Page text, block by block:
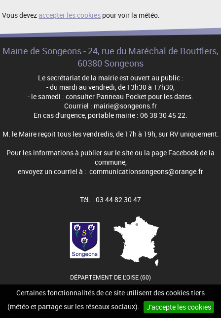
Certaines fonctionnalités de ce site utilisent des cookies tiers
(météo et partage sur les réseaux sociaux).
J'accepte les cookies
Vous devez accepter les cookies pour voir la météo.
Mairie de Songeons - 24, rue du Maréchal de Boufflers,
60380 Songeons
Le secrétariat de la mairie est ouvert au public :
- du mardi au vendredi, de 13h30 à 17h30,
- le samedi : consulter Panneau Pocket pour les dates.
Courriel : mairie@songeons.fr
En cas d'urgence, portable mairie : 06 38 30 45 22.
M. le Maire reçoit tous les vendredis, de 17h à 19h, sur RV uniquement.
Pour les informations à publier sur le site ou la page Facebook de la
commune,
envoyez un courriel à : communicationsongeons@orange.fr
Tél. : 03 44 82 30 47
DÉPARTEMENT DE L'OISE (60)
Mentions légales